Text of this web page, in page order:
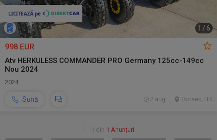
1 /6
998 EUR
Atv HERKULESS COMMANDER PRO Germany 125cc-149cc
Nou 2024
2024
Sună Borsec, HR
2 aug.
1 - 1 din 1 Anunțuri